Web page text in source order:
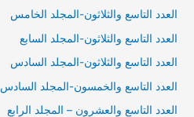
العدد التاسع والثلاثون-المجلد الخامس
العدد التاسع والثلاثون-المجلد السابع
العدد التاسع والثلاثون-المجلد السادس
العدد التاسع والخمسون-المجلد السادس
العدد التاسع والعشرون – المجلد الرابع